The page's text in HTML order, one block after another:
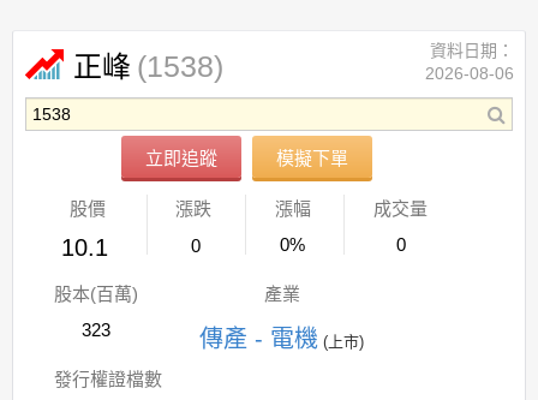
正峰 (1538)
立即追蹤 模擬下單
資料日期：
2026-08-06
股價
10.1
漲跌
0
漲幅
0%
成交量
0
股本(百萬)
323
產業
傳產 - 電機 (上市)
發行權證檔數